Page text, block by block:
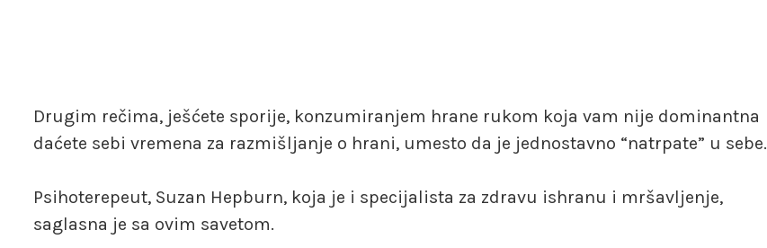
Drugim rečima, ješćete sporije, konzumiranjem hrane rukom koja vam nije dominantna
daćete sebi vremena za razmišljanje o hrani, umesto da je jednostavno “natrpate” u sebe.
Psihoterepeut, Suzan Hepburn, koja je i specijalista za zdravu ishranu i mršavljenje,
saglasna je sa ovim savetom.